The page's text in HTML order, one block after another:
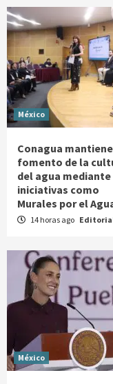
México
Conagua
fomento de la
del agua mediante
iniciativas como
Murales por el
14 horas ago
México